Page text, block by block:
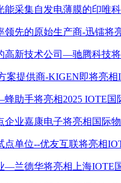
能采集自发电薄膜的印唯
领先的原始生产商-迅镭将
高新技术公司—驰腾科技
案提供商-KIGEN即将亮
助手将亮相2025 IOTE国
企业嘉康电子将亮相国际
单位--优友互联将亮相
—兰德华将亮相上海IOTE